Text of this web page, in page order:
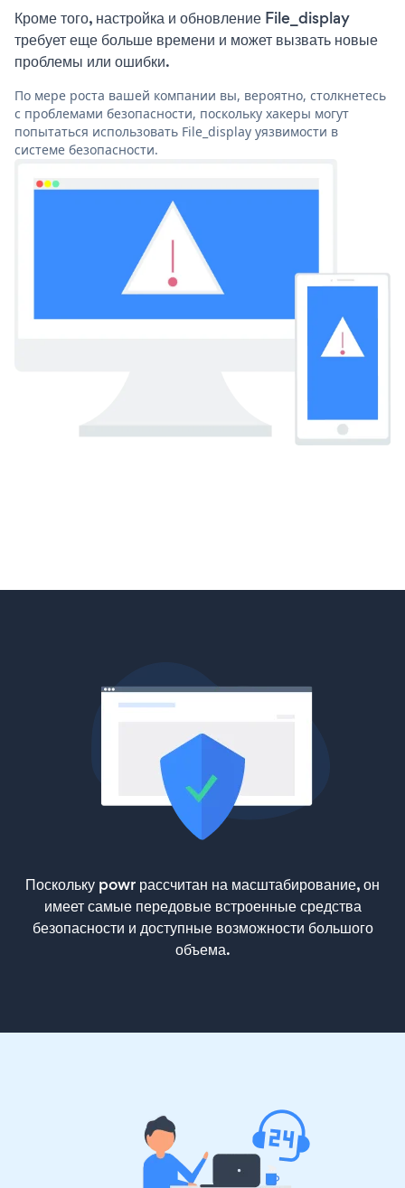
Кроме того, настройка и обновление File_display
требует еще больше времени и может вызвать новые
проблемы или ошибки.
По мере роста вашей компании вы, вероятно, столкнетесь
с проблемами безопасности, поскольку хакеры могут
попытаться использовать File_display уязвимости в
системе безопасности.
Поскольку powr рассчитан на масштабирование, он
имеет самые передовые встроенные средства
безопасности и доступные возможности большого
объема.